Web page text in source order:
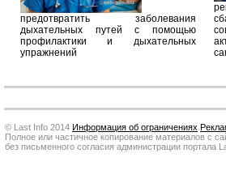
предотвратить заболевания
дыхательных путей с помощью
профилактики и дыхательных
упражнений
© Last Info 2014 Информация об ограничениях
Полное или частичное копирование материалов с
без письменного согласия администрации портала